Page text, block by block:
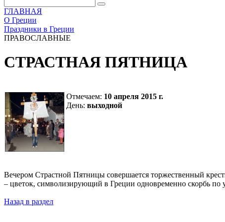
ГЛАВНАЯ
О Греции
Праздники в Греции
ПРАВОСЛАВНЫЕ
СТРАСТНАЯ ПЯТНИЦА
Отмечаем: 10 апреля 2015 г.
День: выходной
Вечером Страстной Пятницы совершается торжественный
– цветок, символизирующий в Греции одновременно скорбь
Назад в раздел